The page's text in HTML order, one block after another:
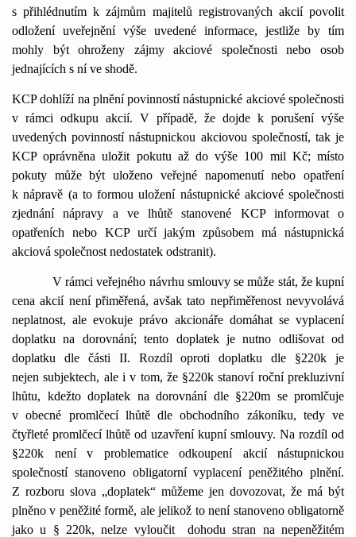
s přihlédnutím k zájmům majitelů registrovaných akcií povolit
odložení uveřejnění výše uvedené informace, jestliže by tím
mohly být ohroženy zájmy akciové společnosti nebo osob
jednajících s ní ve shodě.
KCP dohlíží na plnění povinností nástupnické akciové společnosti
v rámci odkupu akcií. V případě, že dojde k porušení výše
uvedených povinností nástupnickou akciovou společností, tak je
KCP oprávněna uložit pokutu až do výše 100 mil Kč; místo
pokuty může být uloženo veřejné napomenutí nebo opatření
k nápravě (a to formou uložení nástupnické akciové společnosti
zjednání nápravy a ve lhůtě stanovené KCP informovat o
opatřeních nebo KCP určí jakým způsobem má nástupnická
akciová společnost nedostatek odstranit).
V rámci veřejného návrhu smlouvy se může stát, že kupní
cena akcií není přiměřená, avšak tato nepřiměřenost nevyvolává
neplatnost, ale evokuje právo akcionáře domáhat se vyplacení
doplatku na dorovnání; tento doplatek je nutno odlišovat od
doplatku dle části II. Rozdíl oproti doplatku dle §220k je
nejen subjektech, ale i v tom, že §220k stanoví roční prekluzivní
lhůtu, kdežto doplatek na dorovnání dle §220m se promlčuje
v obecné promlčecí lhůtě dle obchodního zákoníku, tedy ve
čtyřleté promlčecí lhůtě od uzavření kupní smlouvy. Na rozdíl od
§220k není v problematice odkoupení akcií nástupnickou
společností stanoveno obligatorní vyplacení peněžitého plnění.
Z rozboru slova „doplatek“ můžeme jen dovozovat, že má být
plněno v peněžité formě, ale jelikož to není stanoveno obligatorně
jako u § 220k, nelze vyloučit
dohodu stran na nepeněžitém